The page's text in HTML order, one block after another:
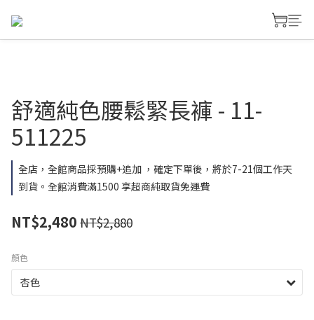
舒適純色腰鬆緊長褲 - 11-
511225
全店，全館商品採預購+追加 ，確定下單後，將於7-21個工作天
到貨。全館消費滿1500 享超商純取貨免運費
NT$2,480 NT$2,880
顏色